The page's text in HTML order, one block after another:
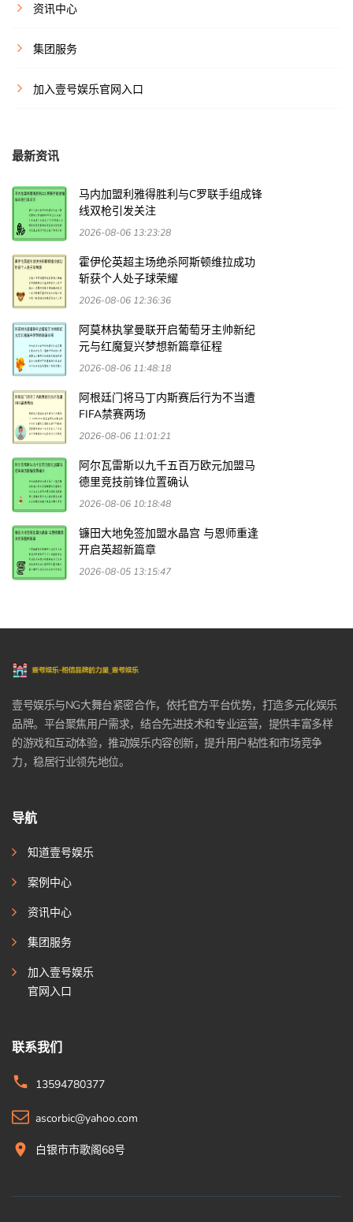
资讯中心
集团服务
加入壹号娱乐官网入口
最新资讯
马内加盟利雅得胜利与C罗联手组成锋
线双枪引发关注
2026-08-06 13:23:28
霍伊伦英超主场绝杀阿斯顿维拉成功
斩获个人处子球荣耀
2026-08-06 12:36:36
阿莫林执掌曼联开启葡萄牙主帅新纪
元与红魔复兴梦想新篇章征程
2026-08-06 11:48:18
阿根廷门将马丁内斯赛后行为不当遭
FIFA禁赛两场
2026-08-06 11:01:21
阿尔瓦雷斯以九千五百万欧元加盟马
德里竞技前锋位置确认
2026-08-06 10:18:48
镰田大地免签加盟水晶宫 与恩师重逢
开启英超新篇章
2026-08-05 13:15:47
壹号娱乐与NG大舞台紧密合作，依托官方平台优势，打造多元化娱乐
品牌。平台聚焦用户需求，结合先进技术和专业运营，提供丰富多样
的游戏和互动体验，推动娱乐内容创新，提升用户粘性和市场竞争
力，稳居行业领先地位。
导航
知道壹号娱乐
案例中心
资讯中心
集团服务
加入壹号娱乐
官网入口
联系我们
13594780377
ascorbic@yahoo.com
白银市市歌阁68号